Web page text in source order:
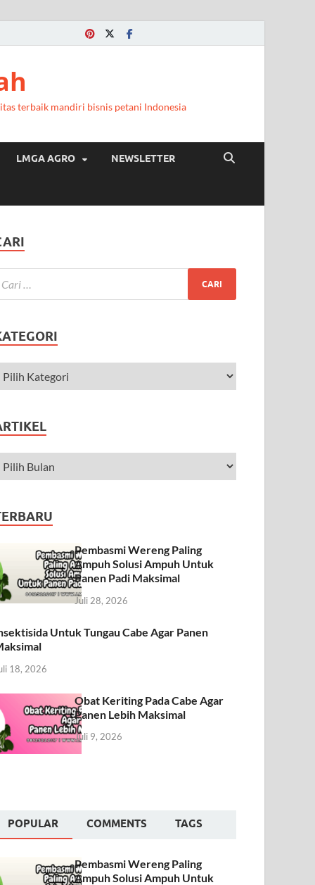
terbaik mandiri bisnis petani Indonesia
LMGA AGRO NEWSLETTER
Pembasmi Wereng Paling
Ampuh Solusi Ampuh Untuk
Panen Padi Maksimal
Juli 28, 2026
Untuk Tungau Cabe Agar Panen
18, 2026
Obat Keriting Pada Cabe Agar
Panen Lebih Maksimal
Juli 9, 2026
POPULAR COMMENTS TAGS
Pembasmi Wereng Paling
Ampuh Solusi Ampuh Untuk